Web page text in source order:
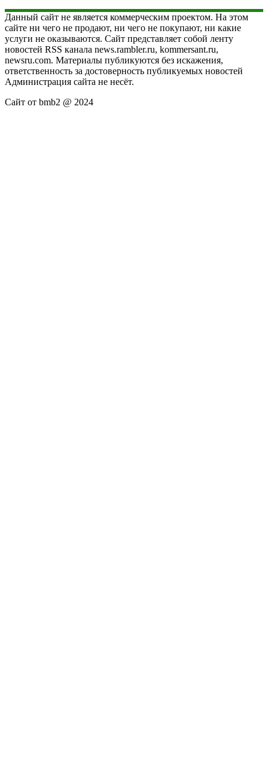
Данный сайт не является коммерческим проектом. На этом
сайте ни чего не продают, ни чего не покупают, ни какие
услуги не оказываются. Сайт представляет собой ленту
новостей RSS канала news.rambler.ru, kommersant.ru,
newsru.com. Материалы публикуются без искажения,
ответственность за достоверность публикуемых новостей
Администрация сайта не несёт.
Сайт от bmb2 @ 2024